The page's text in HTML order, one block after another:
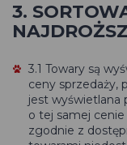
3.
3.1 Towary są
ceny sprzedaży,
jest wyświetlana
o tej samej
zgodnie z